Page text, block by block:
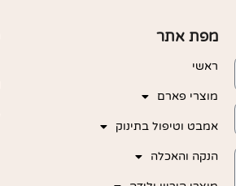
מפת אתר
ראשי
מוצרי פארם
אמבט וטיפול בתינוק
הנקה והאכלה